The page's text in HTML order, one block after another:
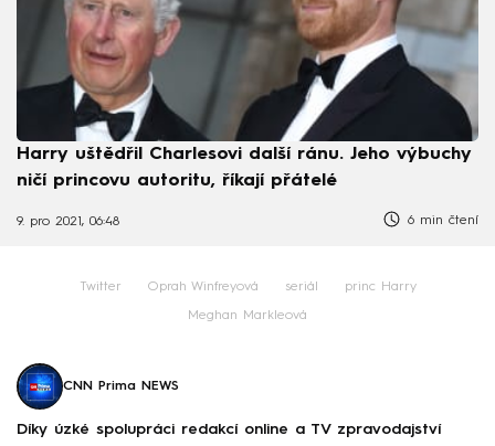
Harry uštědřil Charlesovi další ránu. Jeho výbuchy
ničí princovu autoritu, říkají přátelé
9. pro 2021, 06:48 6 min čtení
Twitter Oprah Winfreyová seriál princ Harry
Meghan Markleová
CNN Prima NEWS
Díky úzké spolupráci redakcí online a TV zpravodajství